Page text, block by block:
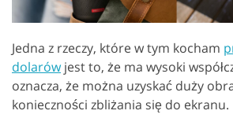
Jedna z rzeczy, które w tym kocham
dolarówjest to, że ma wysoki
oznacza, że można uzyskać duży
konieczności zbliżania się do ekranu.